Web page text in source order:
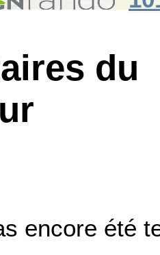
du
encore été